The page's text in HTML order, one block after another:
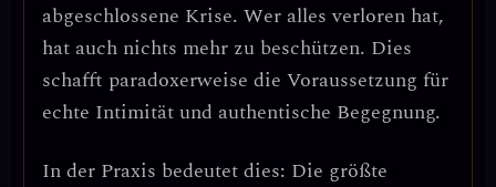
abgeschlossene Krise. Wer alles verloren hat,
hat auch nichts mehr zu beschützen. Dies
schafft paradoxerweise die Voraussetzung für
echte Intimität und authentische Begegnung.
In der Praxis bedeutet dies: Die größte